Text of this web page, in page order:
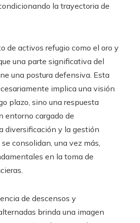
la trayectoria de
de activos refugio como el oro y
una parte significativa del
una postura defensiva. Esta
implica una visión
plazo, sino una respuesta
entorno cargado de
diversificación y la gestión
consolidan, una vez más,
en la toma de
de descensos y
brinda una imagen